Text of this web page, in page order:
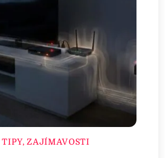
TIPY, ZAJÍMAVOSTI